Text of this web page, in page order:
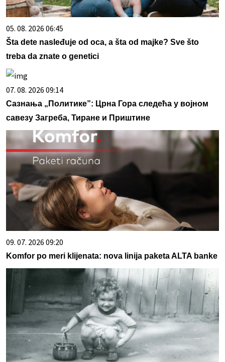
05. 08. 2026 06:45
Šta dete nasleđuje od oca, a šta od majke? Sve što
treba da znate o genetici
07. 08. 2026 09:14
Сазнања „Политике”: Црна Гора следећа у војном
савезу Загреба, Тиране и Приштине
09. 07. 2026 09:20
Komfor po meri klijenata: nova linija paketa ALTA banke